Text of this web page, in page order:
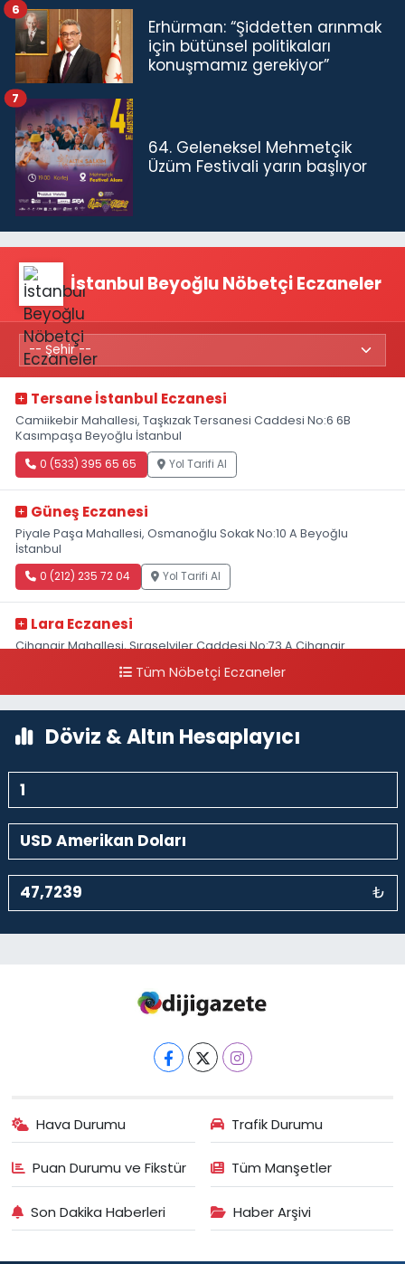
Erhürman: “Şiddetten arınmak
için bütünsel politikaları
konuşmamız gerekiyor”
6
64. Geleneksel Mehmetçik
Üzüm Festivali yarın başlıyor
7
İstanbul Beyoğlu Nöbetçi Eczaneler
Tersane İstanbul Eczanesi
Camiikebir Mahallesi, Taşkızak Tersanesi Caddesi No:6 6B
Kasımpaşa Beyoğlu İstanbul
0 (533) 395 65 65 Yol Tarifi Al
Güneş Eczanesi
Piyale Paşa Mahallesi, Osmanoğlu Sokak No:10 A Beyoğlu
İstanbul
0 (212) 235 72 04 Yol Tarifi Al
Lara Eczanesi
Cihangir Mahallesi, Sıraselviler Caddesi No:73 A Cihangir
Tüm Nöbetçi Eczaneler
Döviz & Altın Hesaplayıcı
₺
Hava Durumu Trafik Durumu
Puan Durumu ve Fikstür Tüm Manşetler
Son Dakika Haberleri Haber Arşivi